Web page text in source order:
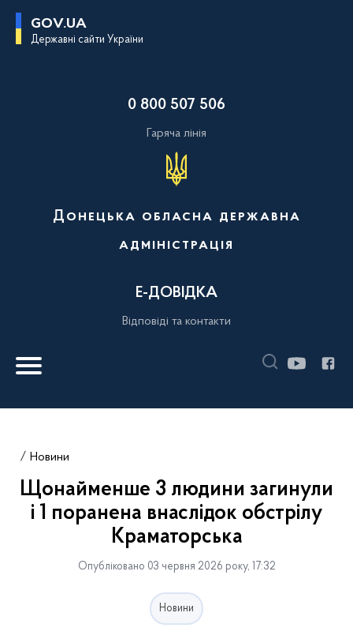
GOV.UA
Державні сайти України
0 800 507 506
Гаряча лінія
Донецька обласна державна
адміністрація
Е-ДОВІДКА
Відповіді та контакти
Новини
Щонайменше 3 людини загинули
і 1 поранена внаслідок обстрілу
Краматорська
Опубліковано 03 червня 2026 року, 17:32
Новини